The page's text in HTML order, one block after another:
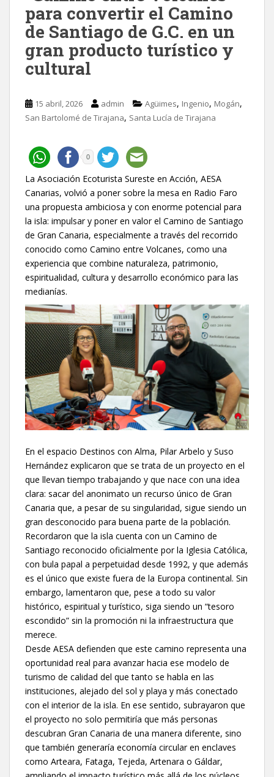
para convertir el Camino
de Santiago de G.C. en un
gran producto turístico y
cultural
15 abril, 2026 admin Agüimes, Ingenio, Mogán,
San Bartolomé de Tirajana, Santa Lucía de Tirajana
0
La Asociación Ecoturista Sureste en Acción, AESA
Canarias, volvió a poner sobre la mesa en Radio Faro
una propuesta ambiciosa y con enorme potencial para
la isla: impulsar y poner en valor el Camino de Santiago
de Gran Canaria, especialmente a través del recorrido
conocido como Camino entre Volcanes, como una
experiencia que combine naturaleza, patrimonio,
espiritualidad, cultura y desarrollo económico para las
medianías.
En el espacio Destinos con Alma, Pilar Arbelo y Suso
Hernández explicaron que se trata de un proyecto en el
que llevan tiempo trabajando y que nace con una idea
clara: sacar del anonimato un recurso único de Gran
Canaria que, a pesar de su singularidad, sigue siendo un
gran desconocido para buena parte de la población.
Recordaron que la isla cuenta con un Camino de
Santiago reconocido oficialmente por la Iglesia Católica,
con bula papal a perpetuidad desde 1992, y que además
es el único que existe fuera de la Europa continental. Sin
embargo, lamentaron que, pese a todo su valor
histórico, espiritual y turístico, siga siendo un “tesoro
escondido” sin la promoción ni la infraestructura que
merece.
Desde AESA defienden que este camino representa una
oportunidad real para avanzar hacia ese modelo de
turismo de calidad del que tanto se habla en las
instituciones, alejado del sol y playa y más conectado
con el interior de la isla. En ese sentido, subrayaron que
el proyecto no solo permitiría que más personas
descubran Gran Canaria de una manera diferente, sino
que también generaría economía circular en enclaves
como Arteara, Fataga, Tejeda, Artenara o Gáldar,